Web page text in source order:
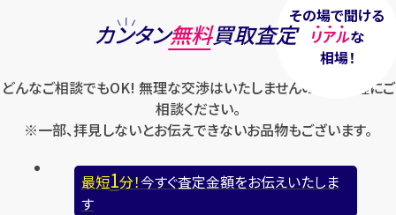
その場で聞ける
リアルな
相場！
カンタン無料買取査定
どんなご相談でもOK! 無理な交渉はいたしませんのでお気軽にご
相談ください。
※一部、拝見しないとお伝えできないお品物もございます。
最短1分！今すぐ査定金額をお伝えいたしま
す